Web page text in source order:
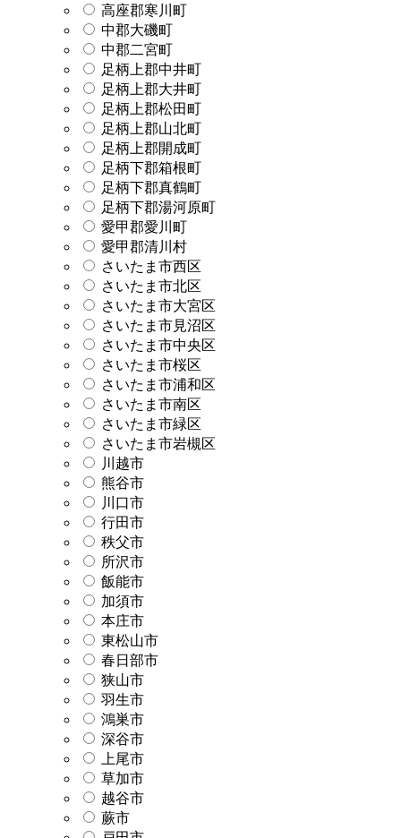
高座郡寒川町
中郡大磯町
中郡二宮町
足柄上郡中井町
足柄上郡大井町
足柄上郡松田町
足柄上郡山北町
足柄上郡開成町
足柄下郡箱根町
足柄下郡真鶴町
足柄下郡湯河原町
愛甲郡愛川町
愛甲郡清川村
さいたま市西区
さいたま市北区
さいたま市大宮区
さいたま市見沼区
さいたま市中央区
さいたま市桜区
さいたま市浦和区
さいたま市南区
さいたま市緑区
さいたま市岩槻区
川越市
熊谷市
川口市
行田市
秩父市
所沢市
飯能市
加須市
本庄市
東松山市
春日部市
狭山市
羽生市
鴻巣市
深谷市
上尾市
草加市
越谷市
蕨市